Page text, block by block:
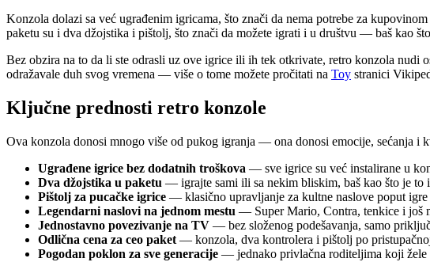
Konzola dolazi sa već ugrađenim igricama, što znači da nema potrebe za
paketu su i dva džojstika i pištolj, što znači da možete igrati i u društvu — baš kao
Bez obzira na to da li ste odrasli uz ove igrice ili ih tek otkrivate, retro konzola nudi
odražavale duh svog vremena — više o tome možete pročitati na Toy stranici
Ključne prednosti retro konzole
Ova konzola donosi mnogo više od pukog igranja — ona donosi emocije, sećanja
Ugrađene igrice bez dodatnih troškova — sve igrice su već instalirane u
Dva džojstika u paketu — igrajte sami ili sa nekim bliskim, baš kao što je to
Pištolj za pucačke igrice — klasično upravljanje za kultne naslove poput
Legendarni naslovi na jednom mestu — Super Mario, Contra, tenkice i još
Jednostavno povezivanje na TV — bez složenog podešavanja, samo
Odlična cena za ceo paket — konzola, dva kontrolera i pištolj po
Pogodan poklon za sve generacije — jednako privlačna roditeljima koji